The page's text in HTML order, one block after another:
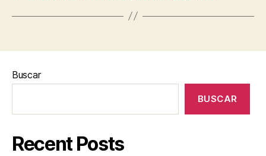
Buscar
BUSCAR
Recent Posts